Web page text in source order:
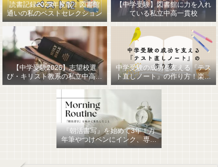
読書記録2025年度版！図書館
通いの私のベストセレクション
【中学受験】図書館に力を入れ
ている私立中高一貫校
【中学受験2026】志望校選
び・キリスト教系の私立中高一
貫女子校を調べてみました
中学受験の成功を支える『テス
ト直しノート』の作り方！楽に
作るための最強おすすめ文房具
『朝活書写』を始めて3年！万
年筆やつけペンにインク、専用
ノート、毎日が充実していま